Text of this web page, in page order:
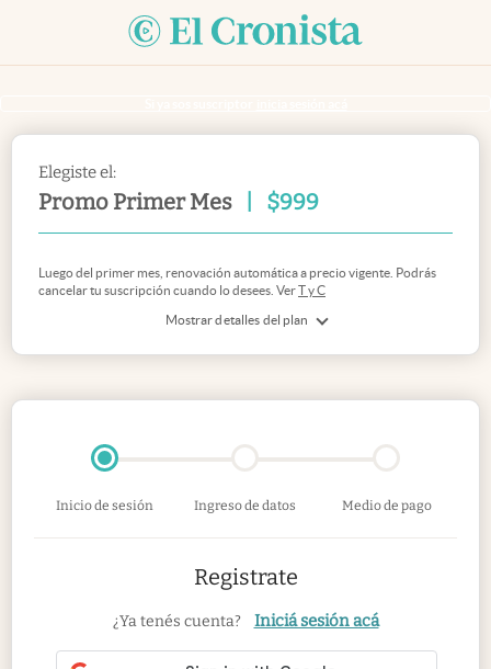
Elegiste el:
Promo Primer Mes $999
Mostrar detalles del plan
Luego del primer mes, renovación automática a precio vigente. Podrás
cancelar tu suscripción cuando lo desees. VerT y C
Inicio de sesión Ingreso de datos Medio de pago
Registrate
¿Ya tenés cuenta? Iniciá sesión acá